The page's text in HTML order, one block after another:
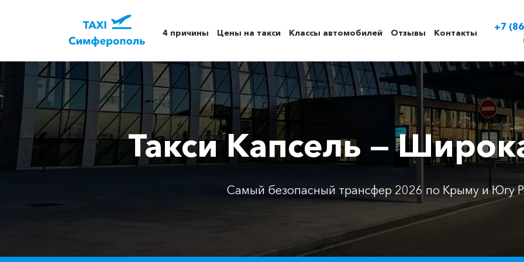
4 причины Цены на такси Классы автомобилей Отзывы Контакты
+7
Такси Капсель —
Самый безопасный трансфер 2026 по Крыму и Югу